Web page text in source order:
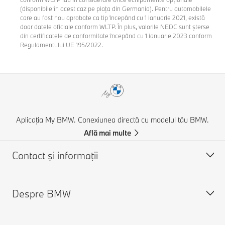
(disponibile în acest caz pe piața din Germania). Pentru automobilele
care au fost nou aprobate ca tip începând cu 1 ianuarie 2021, există
doar datele oficiale conform WLTP. În plus, valorile NEDC sunt șterse
din certificatele de conformitate începând cu 1 ianuarie 2023 conform
Regulamentului UE 195/2022.
Aplicația My BMW. Conexiunea directă cu modelul tău BMW.
Află mai multe
Contact şi informaţii
Asistență și Contact
Despre BMW